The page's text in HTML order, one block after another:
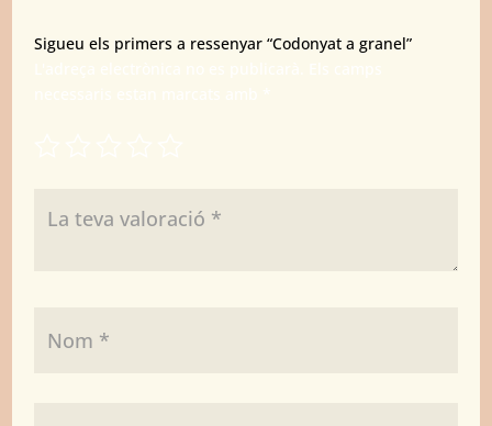
Sigueu els primers a ressenyar “Codonyat a granel”